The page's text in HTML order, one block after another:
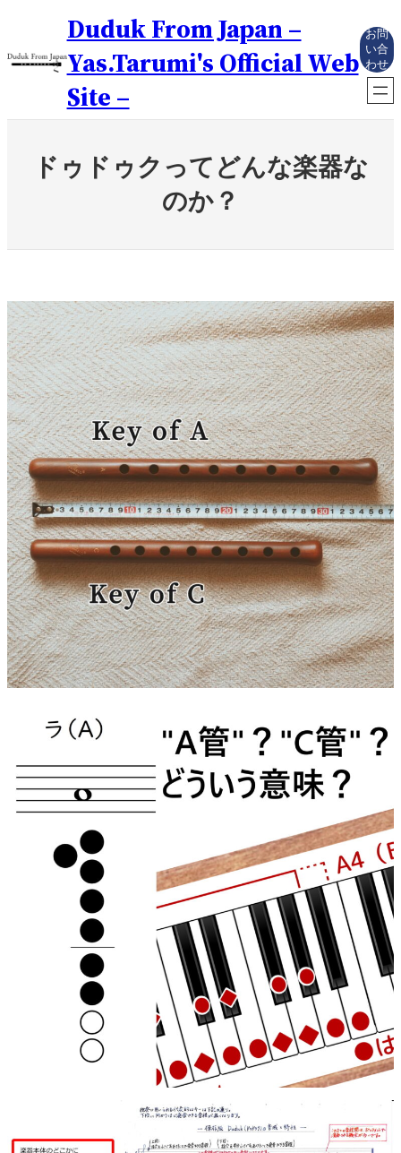
ス
プ
Duduk From Japan –
Yas.Tarumi's Official Web
Site –
お問
い合
わせ
ドゥドゥクってどんな楽器な
のか？